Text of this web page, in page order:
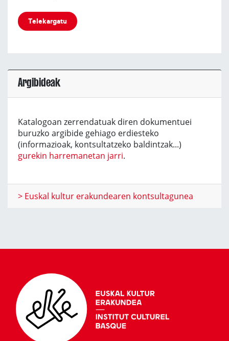
Telekargatu
Argibideak
Katalogoan zerrendatuak diren dokumentuei
buruzko argibide gehiago erdiesteko
(informazioak, kontsultatzeko baldintzak...)
gurekin harremanetan jarri.
> Euskal kultur erakundearen kontsultagunea